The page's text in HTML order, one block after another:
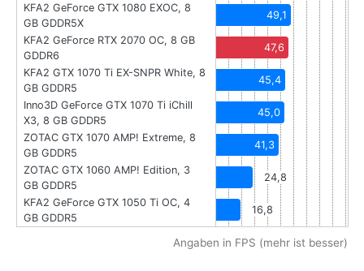
KFA2 GeForce GTX 1080 EXOC, 8
GB GDDR5X
49,1
KFA2 GeForce RTX 2070 OC, 8 GB
GDDR6
47,6
KFA2 GTX 1070 Ti EX-SNPR White, 8
GB GDDR5
45,4
Inno3D GeForce GTX 1070 Ti iChill
X3, 8 GB GDDR5
45,0
ZOTAC GTX 1070 AMP! Extreme, 8
GB GDDR5
41,3
ZOTAC GTX 1060 AMP! Edition, 3
GB GDDR5
24,8
KFA2 GeForce GTX 1050 Ti OC, 4
GB GDDR5
16,8
Angaben in FPS (mehr ist besser)